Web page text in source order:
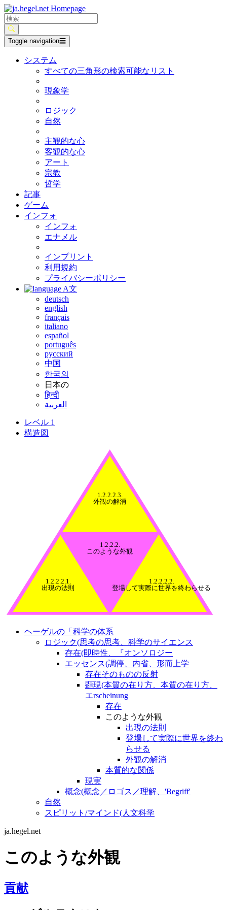
Toggle navigation☰
システム
すべての三角形の検索可能なリスト
現象学
ロジック
自然
主観的な心
客観的な心
アート
宗教
哲学
記事
ゲーム
インフォ
インフォ
エナメル
インプリント
利用規約
プライバシーポリシー
A文
deutsch
english
français
italiano
español
português
русский
中国
한국의
日本の
हिन्दी
العربية
レベル 1
構造図
1.2.2.2.
このような外観
1.2.2.2.1.
出現の法則
1.2.2.2.2.
登場して実際に世界を終わらせる
1.2.2.2.3.
外観の解消
ヘーゲルの「科学の体系
ロジック(思考の思考、科学のサイエンス
存在(即時性、『オンソロジー
エッセンス(調停、内省、形而上学
存在そのものの反射
顕現(本質の在り方、本質の在り方、
エrscheinung
存在
このような外観
出現の法則
登場して実際に世界を終わ
らせる
外観の解消
本質的な関係
現実
概念(概念／ロゴス／理解、'Begriff'
自然
スピリット/マインド(人文科学
ja.hegel.net
このような外観
貢献